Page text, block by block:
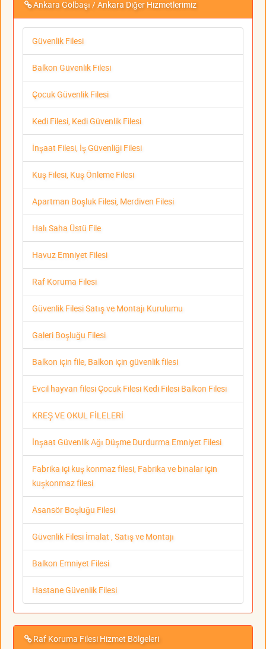
Ankara Gölbaşı / Ankara Diğer Hizmetlerimiz
Güvenlik Filesi
Balkon Güvenlik Filesi
Çocuk Güvenlik Filesi
Kedi Filesi, Kedi Güvenlik Filesi
İnşaat Filesi, İş Güvenliği Filesi
Kuş Filesi, Kuş Önleme Filesi
Apartman Boşluk Filesi, Merdiven Filesi
Halı Saha Üstü File
Havuz Emniyet Filesi
Raf Koruma Filesi
Güvenlik Filesi Satış ve Montajı Kurulumu
Galeri Boşluğu Filesi
Balkon için file, Balkon için güvenlik filesi
Evcil hayvan filesi Çocuk Filesi Kedi Filesi Balkon Filesi
KREŞ VE OKUL FİLELERİ
İnşaat Güvenlik Ağı Düşme Durdurma Emniyet Filesi
Fabrika içi kuş konmaz filesi, Fabrika ve binalar için
kuşkonmaz filesi
Asansör Boşluğu Filesi
Güvenlik Filesi İmalat , Satış ve Montajı
Balkon Emniyet Filesi
Hastane Güvenlik Filesi
Raf Koruma Filesi Hizmet Bölgeleri